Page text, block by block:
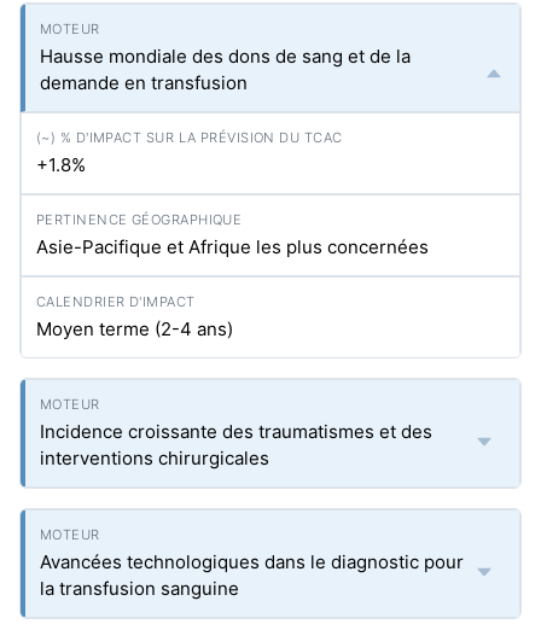
Hausse mondiale des dons de sang et de la
demande en transfusion
+1.8%
Asie-Pacifique et Afrique les plus concernées
Moyen terme (2-4 ans)
Incidence croissante des traumatismes et des
interventions chirurgicales
Avancées technologiques dans le diagnostic pour
la transfusion sanguine